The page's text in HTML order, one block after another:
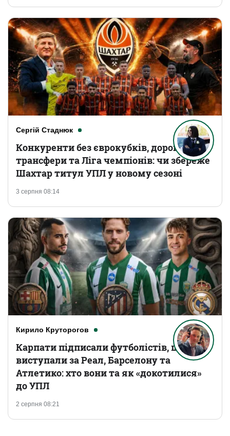
Сергій Стаднюк
3 серпня 08:14
Конкуренти без єврокубків, дорогі
трансфери та Ліга чемпіонів: чи збереже
Шахтар титул УПЛ у новому сезоні
Кирило Круторогов
2 серпня 08:21
Карпати підписали футболістів, що
виступали за Реал, Барселону та
Атлетико: хто вони та як «докотилися»
до УПЛ